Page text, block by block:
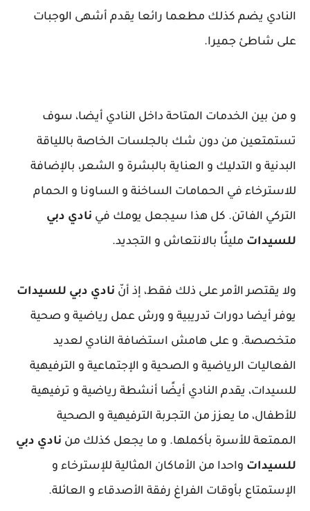
النادي يضم كذلك مطعما رائعا يقدم أشهى الوجبات
على شاطئ جميرا.
و من بين الخدمات المتاحة داخل النادي أيضا، سوف
تستمتعين من دون شك بالجلسات الخاصة باللياقة
البدنية و التدليك و العناية بالبشرة و الشعر، بالإضافة
للاسترخاء في الحمامات الساخنة و الساونا و الحمام
التركي الفاتن. كل هذا سيجعل يومك في نادي دبي
للسيدات مليئًا بالانتعاش و التجديد.
ولا يقتصر الأمر على ذلك فقط، إذ أنّ نادي دبي للسيدات
يوفر أيضا دورات تدريبية و ورش عمل رياضية و صحية
متخصصة. و على هامش استضافة النادي لعديد
الفعاليات الرياضية و الصحية و الإجتماعية و الترفيهية
للسيدات، يقدم النادي أيضًا أنشطة رياضية و ترفيهية
للأطفال، ما يعزز من التجربة الترفيهية و الصحية
الممتعة للأسرة بأكملها. و ما يجعل كذلك من نادي دبي
للسيدات واحدا من الأماكان المثالية للإسترخاء و
الإستمتاع بأوقات الفراغ رفقة الأصدقاء و العائلة.